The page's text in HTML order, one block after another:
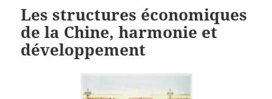
Les structures économiques
de la Chine, harmonie et
développement